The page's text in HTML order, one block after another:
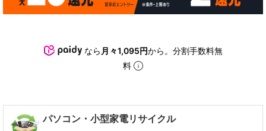
なら 月々1,095円から。分割手数料無
料
パソコン・小型家電リサイクル